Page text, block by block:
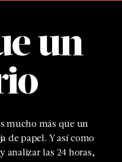
un
mucho más que un
de papel. Y así como
analizar las 24 horas,